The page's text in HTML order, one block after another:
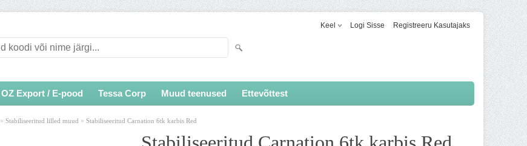
Keel Logi Sisse Registreeru Kasutajaks
OZ Export / E-pood Tessa Corp Muud teenused Ettevõttest
» Stabiliseeritud lilled muud » Stabiliseeritud Carnation 6tk karbis Red